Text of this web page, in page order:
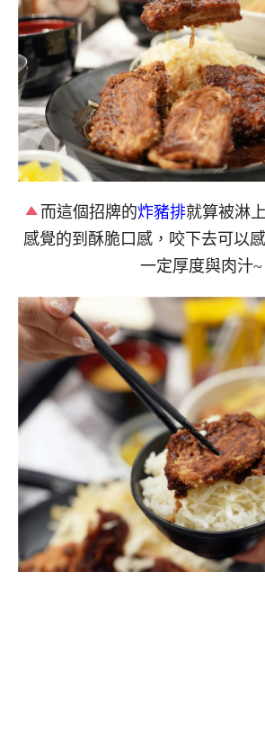
而這個招牌的炸豬排就算被淋
感覺的到酥脆口感，咬下去可以
一定厚度與肉汁~